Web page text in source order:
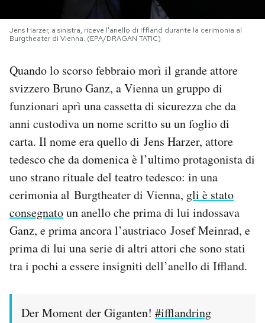
SHOP
CALENDARIO
AREA PERSONALE
Area Personale
Regala il Post
Hai bisogno di aiuto?
Esci
Jens Harzer, a sinistra, riceve l'anello di Iffland durante la cerimonia al
Burgtheater di Vienna. (EPA/DRAGAN TATIC)
Quando lo scorso febbraio morì il grande attore
svizzero Bruno Ganz, a Vienna un gruppo di
funzionari aprì una cassetta di sicurezza che da
anni custodiva un nome scritto su un foglio di
carta. Il nome era quello di Jens Harzer, attore
tedesco che da domenica è l’ultimo protagonista di
uno strano rituale del teatro tedesco: in una
cerimonia al Burgtheater di Vienna, gli è stato
consegnatoun anello che prima di lui indossava
Ganz, e prima ancora l’austriaco Josef Meinrad, e
prima di lui una serie di altri attori che sono stati
tra i pochi a essere insigniti dell’anello di Iffland.
Der Moment der Giganten! #ifflandring